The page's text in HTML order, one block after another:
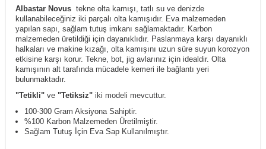
Albastar Novus tekne olta kamışı, tatlı su ve denizde
kullanabileceğiniz iki parçalı olta kamışıdır. Eva malzemeden
yapılan sapı, sağlam tutuş imkanı sağlamaktadır. Karbon
malzemeden üretildiği için dayanıklıdır. Paslanmaya karşı dayanıklı
halkaları ve makine kızağı, olta kamışını uzun süre suyun korozyon
etkisine karşı korur. Tekne, bot, jig avlarınız için idealdir. Olta
kamışının alt tarafında mücadele kemeri ile bağlantı yeri
bulunmaktadır.
"Tetikli" ve "Tetiksiz" iki modeli mevcuttur.
100-300 Gram Aksiyona Sahiptir.
%100 Karbon Malzemeden Üretilmiştir.
Sağlam Tutuş İçin Eva Sap Kullanılmıştır.